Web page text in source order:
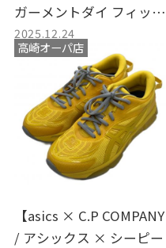
ガーメントダイ フィッシ
ュテールパーカ | 唯一無
二の染色が生むテックウ
ェアの機能美
2025.12.24
高崎オーパ店
【asics × C.P COMPANY
/ アシックス × シーピー